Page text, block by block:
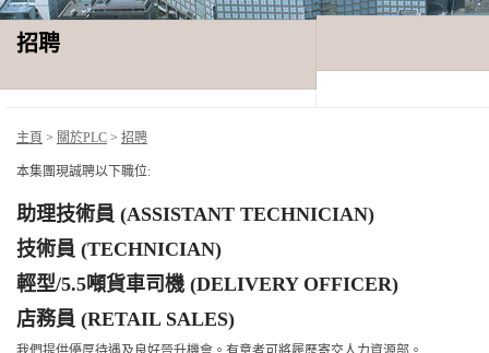
招聘
主頁 > 關於PLC > 招聘
本集團現誠聘以下職位:
助理技術員 (ASSISTANT TECHNICIAN)
技術員 (TECHNICIAN)
輕型/5.5噸貨車司機 (DELIVERY OFFICER)
店務員 (RETAIL SALES)